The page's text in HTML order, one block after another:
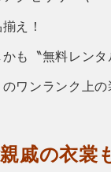
え！
も〝無料レンタ
ワンランク上の
戚の衣裳